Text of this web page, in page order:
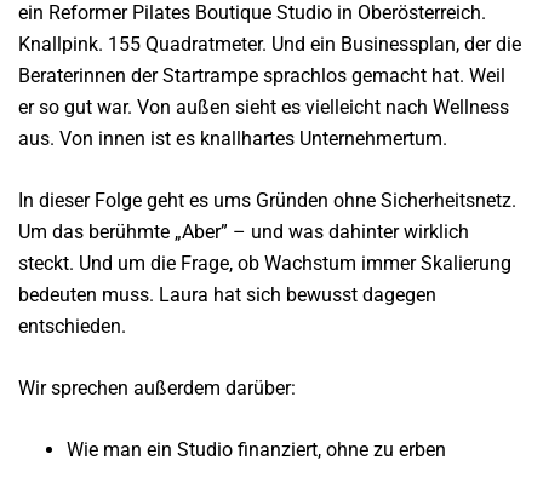
ein Reformer Pilates Boutique Studio in Oberösterreich.
Knallpink. 155 Quadratmeter. Und ein Businessplan, der die
Beraterinnen der Startrampe sprachlos gemacht hat. Weil
er so gut war. Von außen sieht es vielleicht nach Wellness
aus. Von innen ist es knallhartes Unternehmertum.
In dieser Folge geht es ums Gründen ohne Sicherheitsnetz.
Um das berühmte „Aber” – und was dahinter wirklich
steckt. Und um die Frage, ob Wachstum immer Skalierung
bedeuten muss. Laura hat sich bewusst dagegen
entschieden.
Wir sprechen außerdem darüber:
Wie man ein Studio finanziert, ohne zu erben